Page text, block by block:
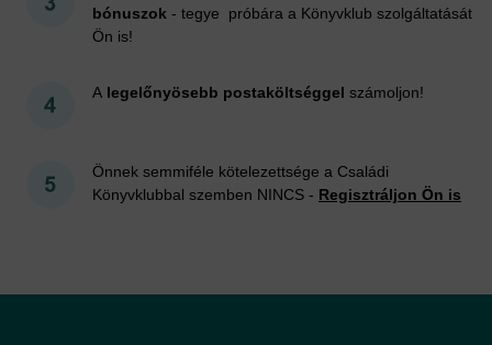
bónuszok - tegye próbára a Könyvklub szolgáltatását
Ön is!
A legelőnyösebb postaköltséggel számoljon!
Önnek semmiféle kötelezettsége a Családi
Könyvklubbal szemben NINCS - Regisztráljon Ön is